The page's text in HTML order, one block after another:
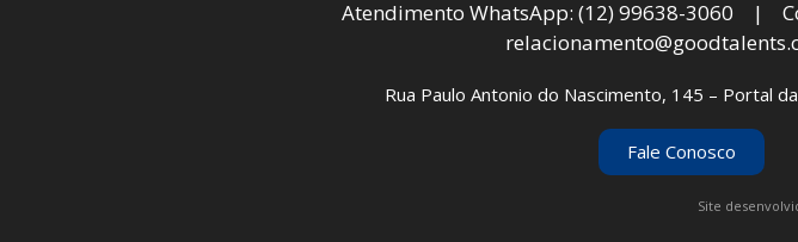
Atendimento WhatsApp: (12) 99638-3060 |
Rua Paulo Antonio do Nascimento, 145 – Portal
Fale Conosco
Site